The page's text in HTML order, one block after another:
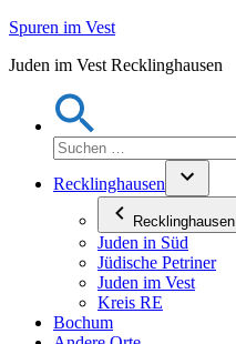
Zum
springen
Spuren im Vest
Juden im Vest Recklinghausen
Suchen
nach:
Recklinghausen
Recklinghausen
Juden in Süd
Jüdische Petriner
Juden im Vest
Kreis RE
Bochum